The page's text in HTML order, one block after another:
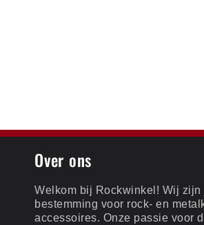
Over ons
Welkom bij Rockwinkel! Wij
bestemming voor rock- en
accessoires. Onze passie voor